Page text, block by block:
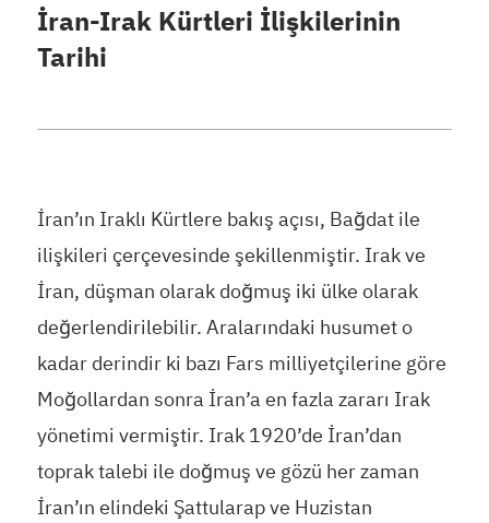
İran-Irak Kürtleri İlişkilerinin
Tarihi
İran’ın Iraklı Kürtlere bakış açısı, Bağdat ile
ilişkileri çerçevesinde şekillenmiştir. Irak ve
İran, düşman olarak doğmuş iki ülke olarak
değerlendirilebilir. Aralarındaki husumet o
kadar derindir ki bazı Fars milliyetçilerine göre
Moğollardan sonra İran’a en fazla zararı Irak
yönetimi vermiştir. Irak 1920’de İran’dan
toprak talebi ile doğmuş ve gözü her zaman
İran’ın elindeki Şattularap ve Huzistan